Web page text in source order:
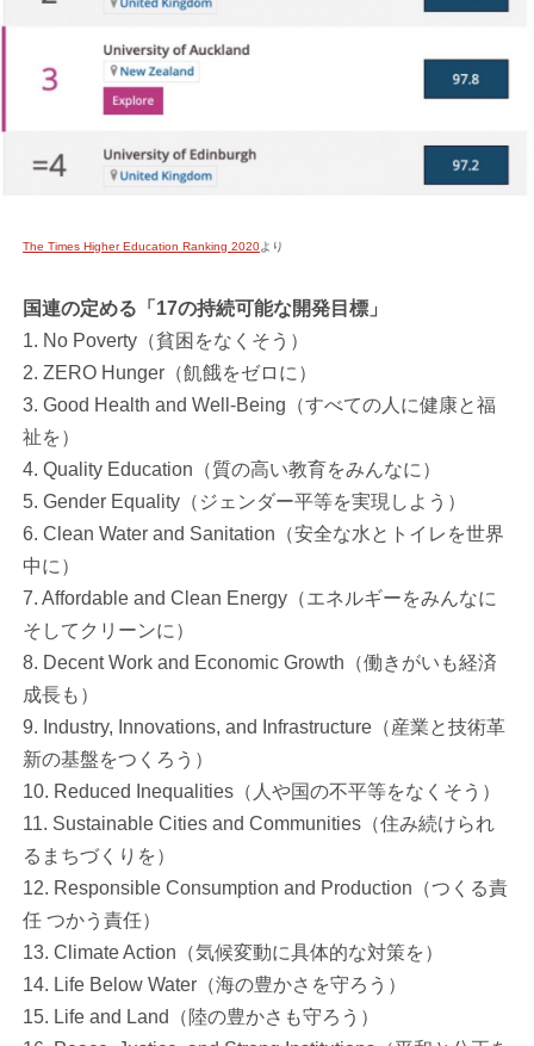
The Times Higher Education Ranking 2020より
国連の定める「17の持続可能な開発目標」
1. No Poverty（貧困をなくそう）
2. ZERO Hunger（飢餓をゼロに）
3. Good Health and Well-Being（すべての人に健康と福
祉を）
4. Quality Education（質の高い教育をみんなに）
5. Gender Equality（ジェンダー平等を実現しよう）
6. Clean Water and Sanitation（安全な水とトイレを世界
中に）
7. Affordable and Clean Energy（エネルギーをみんなに
そしてクリーンに）
8. Decent Work and Economic Growth（働きがいも経済
成長も）
9. Industry, Innovations, and Infrastructure（産業と技術革
新の基盤をつくろう）
10. Reduced Inequalities（人や国の不平等をなくそう）
11. Sustainable Cities and Communities（住み続けられ
るまちづくりを）
12. Responsible Consumption and Production（つくる責
任 つかう責任）
13. Climate Action（気候変動に具体的な対策を）
14. Life Below Water（海の豊かさを守ろう）
15. Life and Land（陸の豊かさも守ろう）